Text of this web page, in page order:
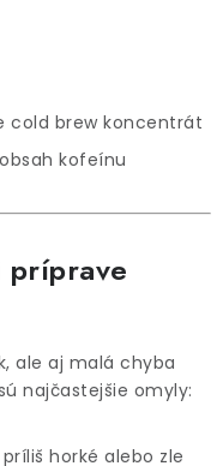
cold brew koncentrát
kofeínu
príprave
ale aj malá chyba
najčastejšie omyly:
horké alebo zle